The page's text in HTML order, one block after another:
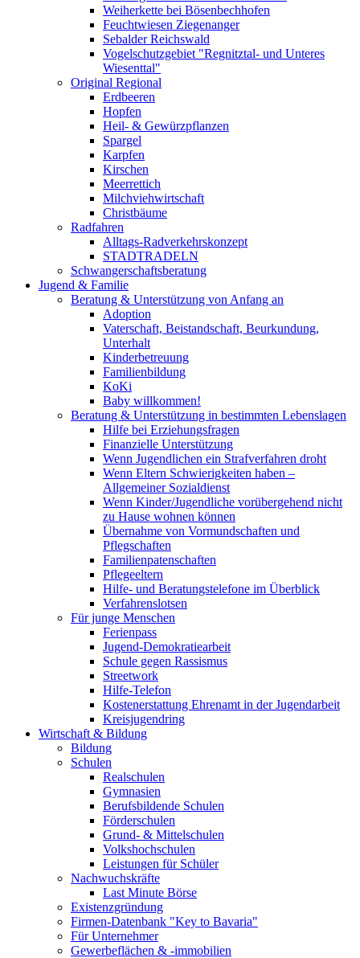
Weiherkette bei Bösenbechhofen
Feuchtwiesen Ziegenanger
Sebalder Reichswald
Vogelschutzgebiet "Regnitztal- und Unteres
Wiesenttal"
Original Regional
Erdbeeren
Hopfen
Heil- & Gewürzpflanzen
Spargel
Karpfen
Kirschen
Meerrettich
Milchviehwirtschaft
Christbäume
Radfahren
Alltags-Radverkehrskonzept
STADTRADELN
Schwangerschaftsberatung
Jugend & Familie
Beratung & Unterstützung von Anfang an
Adoption
Vaterschaft, Beistandschaft, Beurkundung,
Unterhalt
Kinderbetreuung
Familienbildung
KoKi
Baby willkommen!
Beratung & Unterstützung in bestimmten Lebenslagen
Hilfe bei Erziehungsfragen
Finanzielle Unterstützung
Wenn Jugendlichen ein Strafverfahren droht
Wenn Eltern Schwierigkeiten haben –
Allgemeiner Sozialdienst
Wenn Kinder/Jugendliche vorübergehend nicht
zu Hause wohnen können
Übernahme von Vormundschaften und
Pflegschaften
Familienpatenschaften
Pflegeeltern
Hilfe- und Beratungstelefone im Überblick
Verfahrenslotsen
Für junge Menschen
Ferienpass
Jugend-Demokratiearbeit
Schule gegen Rassismus
Streetwork
Hilfe-Telefon
Kostenerstattung Ehrenamt in der Jugendarbeit
Kreisjugendring
Wirtschaft & Bildung
Bildung
Schulen
Realschulen
Gymnasien
Berufsbildende Schulen
Förderschulen
Grund- & Mittelschulen
Volkshochschulen
Leistungen für Schüler
Nachwuchskräfte
Last Minute Börse
Existenzgründung
Firmen-Datenbank "Key to Bavaria"
Für Unternehmer
Gewerbeflächen & -immobilien